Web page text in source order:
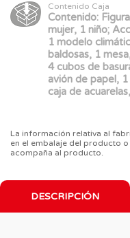
Contenido Caja
Contenido:
mujer, 1 niño;
1 modelo
baldosas, 1
4 cubos de
avión de papel,
caja de
La información relativa al
en el embalaje del producto
acompaña al producto.
DESCRIPCIÓN